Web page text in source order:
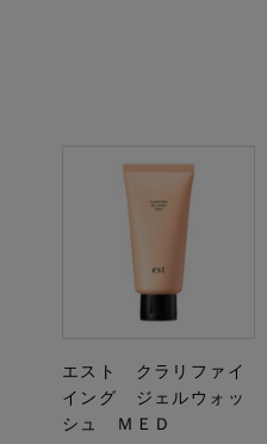
エスト クラリファイ
イング ジェルウォッ
シュ ＭＥＤ